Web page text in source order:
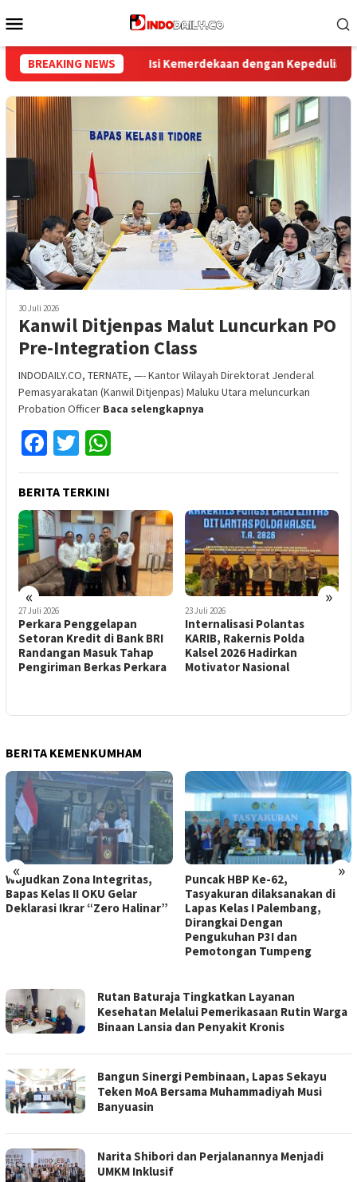
ke
Mobile
BREAKING NEWS
dengan Kepedulian, Lapas Sekayu Berbagi di Panti Asuhan
30 Juli 2026
Kanwil Ditjenpas Malut Luncurkan PO
Pre-Integration Class
INDODAILY.CO, TERNATE, —- Kantor Wilayah Direktorat Jenderal
Pemasyarakatan (Kanwil Ditjenpas) Maluku Utara meluncurkan
Probation Officer Baca selengkapnya
Facebook
Twitter
BERITA TERKINI
« »
27 Juli 2026
Perkara Penggelapan
Setoran Kredit di Bank BRI
Randangan Masuk Tahap
Pengiriman Berkas Perkara
23 Juli 2026
Internalisasi Polantas
KARIB, Rakernis Polda
Kalsel 2026 Hadirkan
Motivator Nasional
BERITA KEMENKUMHAM
« »
Wujudkan Zona Integritas,
Bapas Kelas II OKU Gelar
Deklarasi Ikrar “Zero Halinar”
Puncak HBP Ke-62,
Tasyakuran dilaksanakan di
Lapas Kelas I Palembang,
Dirangkai Dengan
Pengukuhan P3I dan
Pemotongan Tumpeng
INDODAILY.CO
Rutan Baturaja Tingkatkan Layanan
Kesehatan Melalui Pemerikasaan Rutin Warga
Binaan Lansia dan Penyakit Kronis
Bangun Sinergi Pembinaan, Lapas Sekayu
Teken MoA Bersama Muhammadiyah Musi
Banyuasin
Narita Shibori dan Perjalanannya Menjadi
UMKM Inklusif